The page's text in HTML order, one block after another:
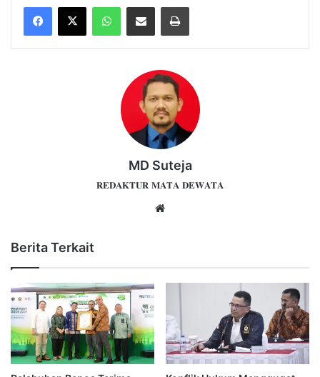
WhatsAppShare via Email Print
MD Suteja
𝐑𝐄𝐃𝐀𝐊𝐓𝐔𝐑 𝐌𝐀𝐓𝐀 𝐃𝐄𝐖𝐀𝐓𝐀
Berita Terkait